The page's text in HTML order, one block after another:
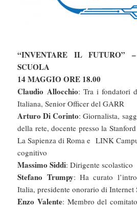
“INVENTARE IL FUTURO”
SCUOLA
14 MAGGIO ORE 18.00
Claudio Allocchio: Tra i fondatori
Italiana, Senior Officer del GARR
Arturo Di Corinto: Giornalista,
della rete, docente presso la
La Sapienza di Roma e LINK
cognitivo
Massimo Siddi: Dirigente scolastico
Stefano Trumpy: Ha curato
Italia, presidente onorario di Internet
Enzo Valente: Membro del